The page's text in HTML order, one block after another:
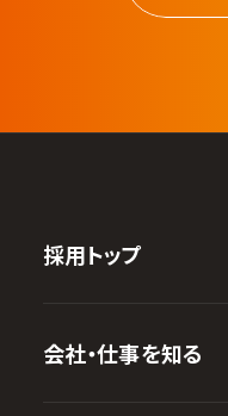
採用トップ
会社・仕事を知る